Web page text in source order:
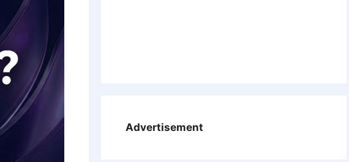
Advertisement